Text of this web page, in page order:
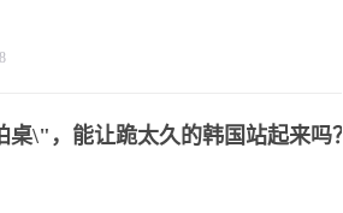
\"，能让跪太久的韩国站起来吗？